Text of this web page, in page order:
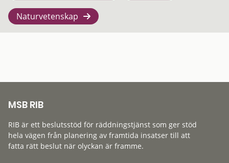
Naturvetenskap
MSB RIB
RIB är ett beslutsstöd för räddningstjänst som ger stöd
hela vägen från planering av framtida insatser till att
fatta rätt beslut när olyckan är framme.